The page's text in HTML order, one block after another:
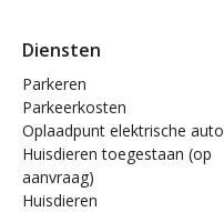
Diensten
Parkeren
Parkeerkosten
Oplaadpunt elektrische auto
Huisdieren toegestaan (op
aanvraag)
Huisdieren